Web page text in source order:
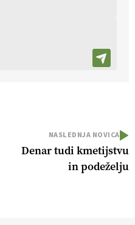
NASLEDNJA NOVICA
Denar tudi kmetijstvu
in podeželju